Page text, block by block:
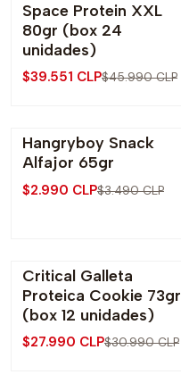
-14% OFF
Space Protein XXL
80gr (box 24
unidades)
$39.551 CLP$45.990 CLP
-14% OFF
Hangryboy Snack
Alfajor 65gr
$2.990 CLP$3.490 CLP
-10% OFF
Critical Galleta
Proteica Cookie 73gr
(box 12 unidades)
$27.990 CLP$30.990 CLP